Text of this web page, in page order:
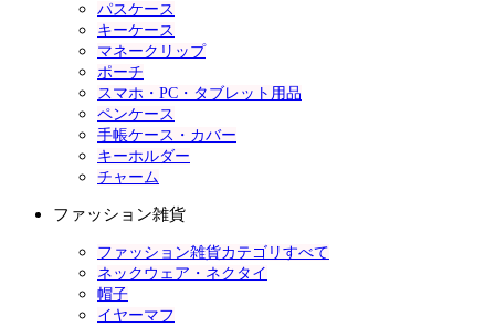
パスケース
キーケース
マネークリップ
ポーチ
スマホ・PC・タブレット用品
ペンケース
手帳ケース・カバー
キーホルダー
チャーム
ファッション雑貨
ファッション雑貨カテゴリすべて
ネックウェア・ネクタイ
帽子
イヤーマフ